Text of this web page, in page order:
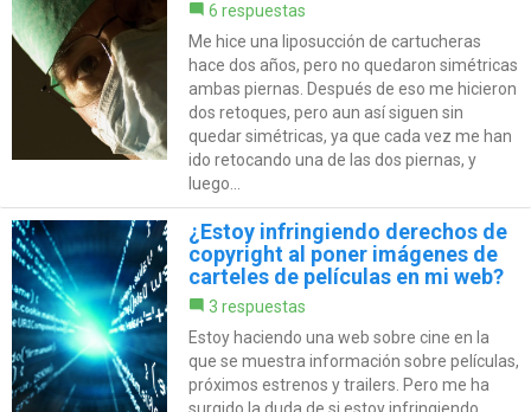
6 respuestas
Me hice una liposucción de cartucheras
hace dos años, pero no quedaron simétricas
ambas piernas. Después de eso me hicieron
dos retoques, pero aun así siguen sin
quedar simétricas, ya que cada vez me han
ido retocando una de las dos piernas, y
luego...
¿Estoy infringiendo derechos de
copyright al poner imágenes de
carteles de películas en mi web?
3 respuestas
Estoy haciendo una web sobre cine en la
que se muestra información sobre películas,
próximos estrenos y trailers. Pero me ha